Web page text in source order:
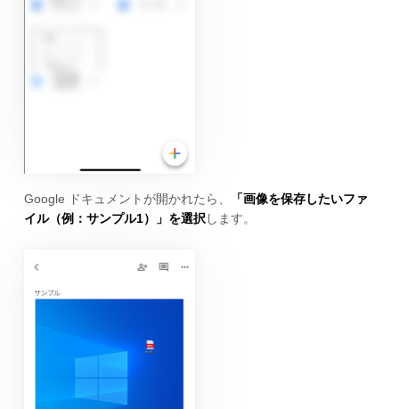
Google ドキュメントが開かれたら、
「画像を保存したいファ
イル（例：サンプル1）」を選択 します。